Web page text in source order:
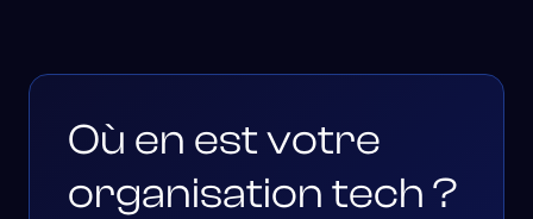
Où en est votre
organisation tech ?